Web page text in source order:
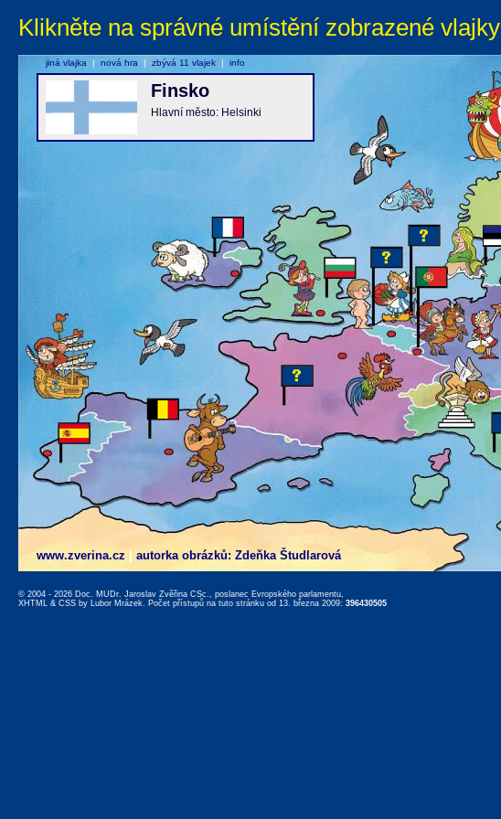
Klikněte na správné umístění zobrazené vlajky
www.zverina.cz autorka obrázků: Zdeňka Študlarová
Finsko
Hlavní město: Helsinki
jiná vlajka | nová hra | zbývá 11 vlajek | info
© 2004 - 2026 Doc. MUDr. Jaroslav Zvěřina CSc., poslanec Evropského parlamentu,
XHTML & CSS by Lubor Mrázek. Počet přístupů na tuto stránku od 13. března 2009: 396430505